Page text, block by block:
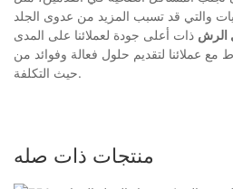
الرش ذات أعلى جودة لعملائنا على المدى
عملائنا لتقديم حلول فعالة وفوائد من
حيث التكلفة.
منتجات ذات صله